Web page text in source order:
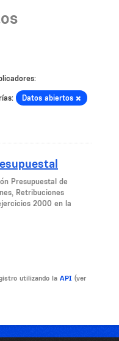
Datos abiertos
Presupuestal de
Retribuciones
2000 en la
utilizando la API (ver